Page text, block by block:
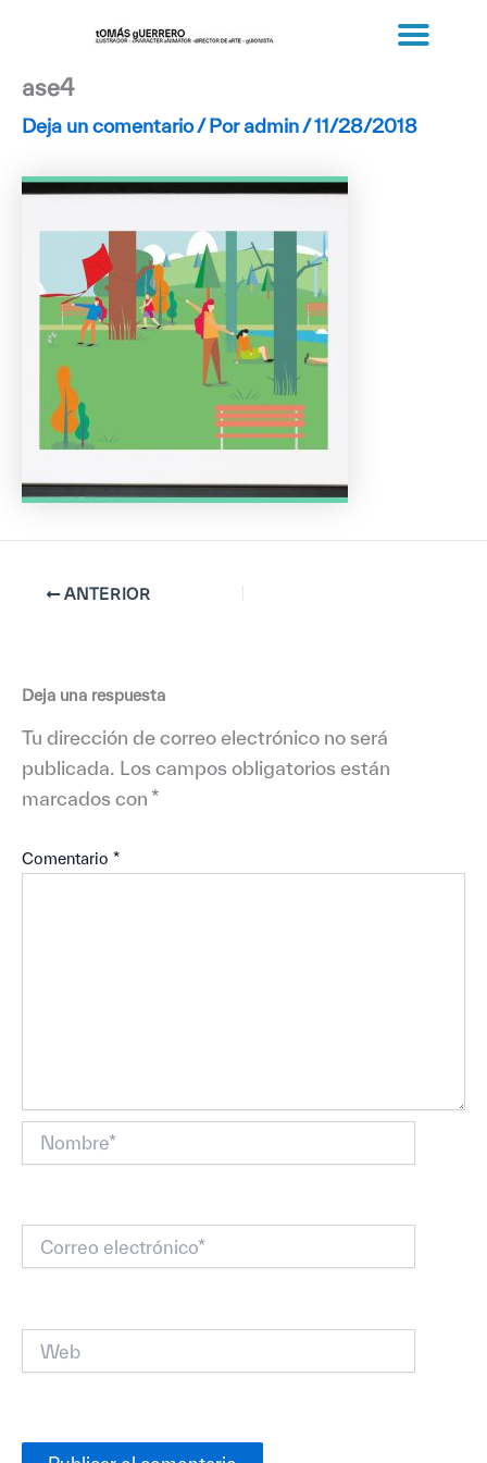
contenido
ase4
Deja un comentario/ Poradmin/11/28/2018
ANTERIOR
Deja una respuesta
Tu dirección de correo electrónico no será
publicada. Los campos obligatorios están
marcados con*
Comentario *
electrónico*